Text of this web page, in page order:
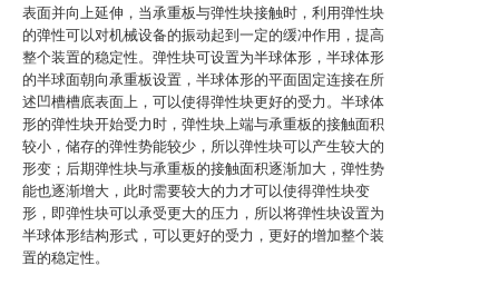
表面并向上延伸，当承重板与弹性块接触时，利用弹性块
的弹性可以对机械设备的振动起到一定的缓冲作用，提高
整个装置的稳定性。弹性块可设置为半球体形，半球体形
的半球面朝向承重板设置，半球体形的平面固定连接在所
述凹槽槽底表面上，可以使得弹性块更好的受力。半球体
形的弹性块开始受力时，弹性块上端与承重板的接触面积
较小，储存的弹性势能较少，所以弹性块可以产生较大的
形变；后期弹性块与承重板的接触面积逐渐加大，弹性势
能也逐渐增大，此时需要较大的力才可以使得弹性块变
形，即弹性块可以承受更大的压力，所以将弹性块设置为
半球体形结构形式，可以更好的受力，更好的增加整个装
置的稳定性。